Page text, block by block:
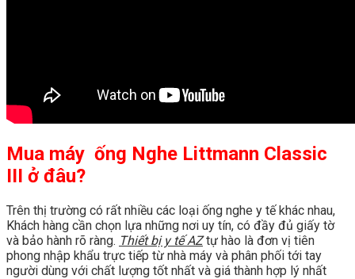
Mua máy ống Nghe Littmann Classic
III ở đâu?
Trên thị trường có rất nhiều các loại ống nghe y tế khác nhau,
Khách hàng cần chọn lựa những nơi uy tín, có đầy đủ giấy tờ
và bảo hành rõ ràng. Thiết bị y tế AZtự hào là đơn vị tiên
phong nhập khẩu trực tiếp từ nhà máy và phân phối tới tay
người dùng với chất lượng tốt nhất và giá thành hợp lý nhất